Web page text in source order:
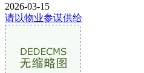
2026-03-15
请以物业参谋供给